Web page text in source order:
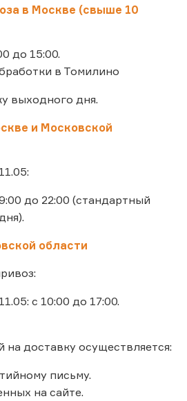
в Москве (свыше 10
до 15:00.
в Томилино
выходного дня.
и Московской
до 22:00 (стандартный
области
с 10:00 до 17:00.
доставку осуществляется:
письму.
на сайте.